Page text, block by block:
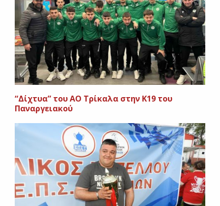
“Δίχτυα” του ΑΟ Τρίκαλα στην Κ19 του
Παναργειακού